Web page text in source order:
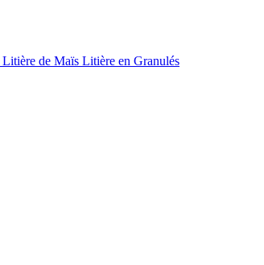
Litière de Maïs Litière en Granulés